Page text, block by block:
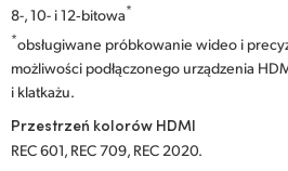
8-, 10- i 12‑bitowa*
*obsługiwane próbkowanie wideo i
możliwości podłączonego urządzenia
i klatkażu.
Przestrzeń kolorów HDMI
REC 601, REC 709, REC 2020.